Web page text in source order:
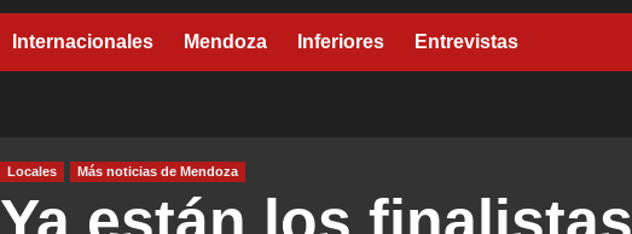
Internacionales Mendoza Inferiores Entrevistas
Locales Más noticias de Mendoza